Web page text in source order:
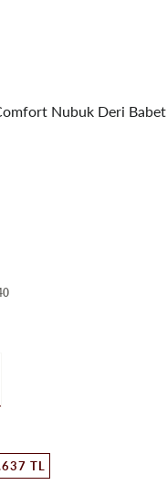
Nubuk Deri Babet
TL